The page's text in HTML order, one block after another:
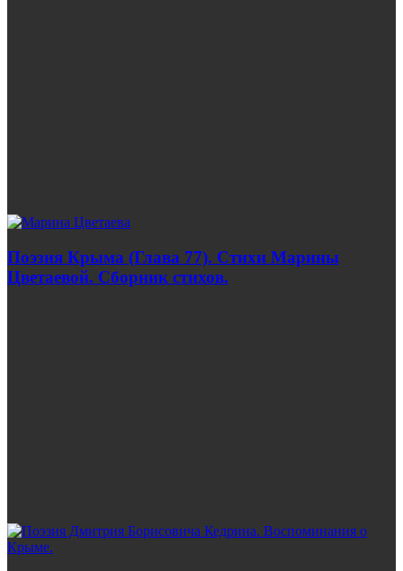
Поэзия Крыма (Глава 77). Стихи Марины
Цветаевой. Сборник стихов.